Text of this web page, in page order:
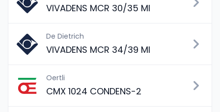
VIVADENS MCR 30/35 MI
De Dietrich
VIVADENS MCR 34/39 MI
Oertli
CMX 1024 CONDENS-2